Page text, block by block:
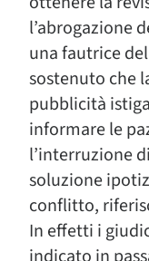
l’abrogazione
una fautrice
sostenuto che
pubblicità
informare le
l’interruzione
soluzione
conflitto,
In effetti i